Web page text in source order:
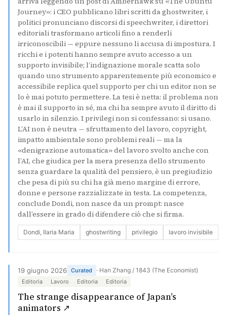
Journey»: i CEO pubblicano libri scritti da ghostwriter, i
politici pronunciano discorsi di speechwriter, i direttori
editoriali trasformano articoli fino a renderli
irriconoscibili — eppure nessuno li accusa di impostura. I
ricchi e i potenti hanno sempre avuto accesso a un
supporto invisibile; l’indignazione morale scatta solo
quando uno strumento apparentemente più economico e
accessibile replica quel supporto per chi un editor non se
lo è mai potuto permettere. La tesi è netta: il problema non
è mai il supporto in sé, ma chi ha sempre avuto il diritto di
usarlo in silenzio. I privilegi non si confessano: si usano.
L’AI non è neutra — sfruttamento del lavoro, copyright,
impatto ambientale sono problemi reali — ma la
«denigrazione automatica» del lavoro svolto anche con
l’AI, che giudica per la mera presenza dello strumento
senza guardare la qualità del pensiero, è un pregiudizio
che pesa di più su chi ha già meno margine di errore,
donne e persone razzializzate in testa. La competenza,
conclude Dondi, non nasce da un prompt: nasce
dall’essere in grado di difendere ciò che si firma.
Dondi, Ilaria Maria ghostwriting privilegio lavoro invisibile
19 giugno 2026 Curated · Han Zhang / 1843 (The Economist)
Editoria Lavoro Editoria Editoria
The strange disappearance of Japan’s
animators ↗